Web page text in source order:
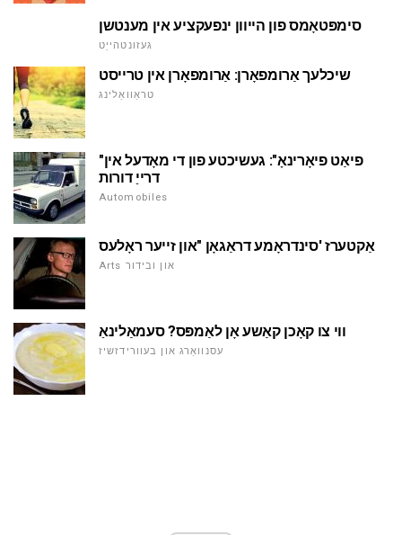
סימפּטאָמס פון הייוון ינפעקציע אין מענטשן
געזונטהייַט
שיכלעך אַרומפאָרן: אַרומפאָרן אין טרייסט
טראַוואַלינג
"פיאַט פיאָרינאָ": געשיכטע פון די מאָדעל אין
דרייַ דורות
Automobiles
אַקטערז 'סינדראָמע דראַגאָן "און זייער ראָלעס
Arts און ובידור
ווי צו קאָכן קאַשע אָן לאַמפּס? סעמאַלינאַ
עסנוואַרג און בעוורידזשיז